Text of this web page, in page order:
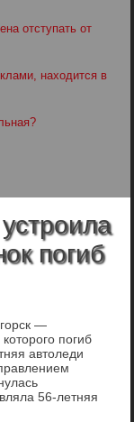
отступать от
находится в
погиб
—
погиб
автоледи
56-летняя